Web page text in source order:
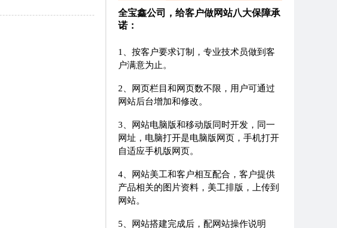
全宝鑫公司，给客户做网站八大保障承
诺：
1、按客户要求订制，专业技术员做到客
户满意为止。
2、网页栏目和网页数不限，用户可通过
网站后台增加和修改。
3、网站电脑版和移动版同时开发，同一
网址，电脑打开是电脑版网页，手机打开
自适应手机版网页。
4、网站美工和客户相互配合，客户提供
产品相关的图片资料，美工排版，上传到
网站。
5、网站搭建完成后，配网站操作说明